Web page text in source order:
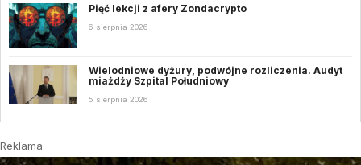
Pięć lekcji z afery Zondacrypto
6 sierpnia 2026
Wielodniowe dyżury, podwójne rozliczenia. Audyt
miażdży Szpital Południowy
5 sierpnia 2026
Reklama